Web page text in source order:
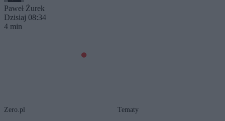
Paweł Żurek
Dzisiaj 08:34
4 min
Zero.pl Tematy